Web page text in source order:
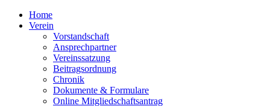
Home
Verein
Vorstandschaft
Ansprechpartner
Vereinssatzung
Beitragsordnung
Chronik
Dokumente & Formulare
Online Mitgliedschaftsantrag